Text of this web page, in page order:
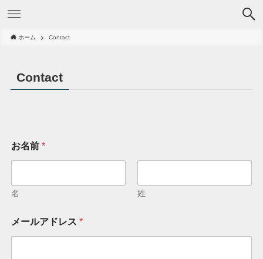
ホーム Contact
Contact
お名前 *
名 姓
メールアドレス *